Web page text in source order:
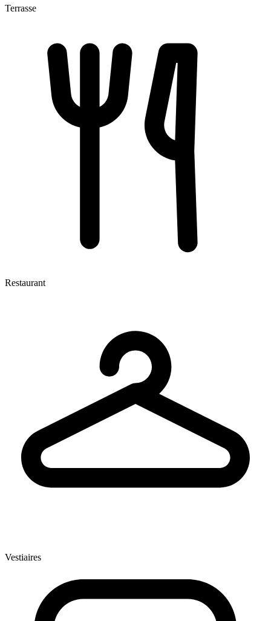
Terrasse
Restaurant
Vestiaires